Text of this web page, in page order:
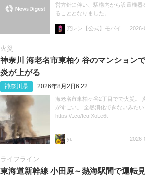
営方針に伴い、駅構内から設置機器
ることとなりました。
2026-
火災
神奈川 海老名市東柏ケ谷のマンション
炎が上がる
神奈川県 2026年8月2日6:22
海老名市東柏ヶ谷2丁目でで火災。
がすごい。 全然消化できないみたい
https://t.co/tcgfXoLe6t
yu 2026-
ライフライン
東海道新幹線 小田原～熱海駅間で運転